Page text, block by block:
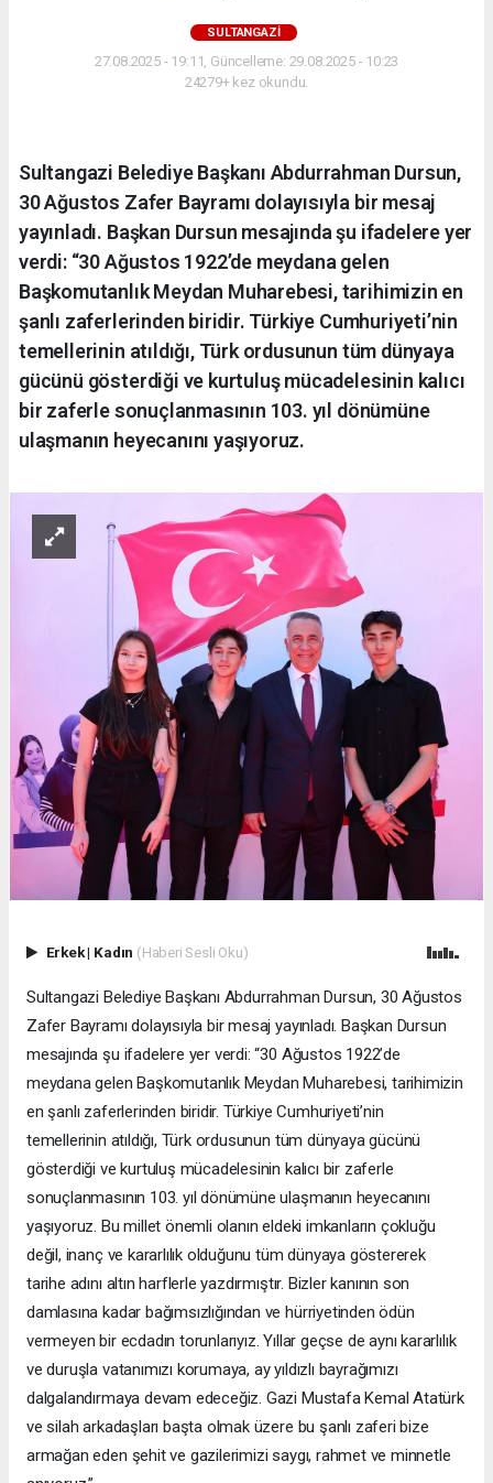
SULTANGAZI
27.08.2025 - 19:11, Güncelleme: 29.08.2025 - 10:23
24279+ kez okundu.
Sultangazi Belediye Başkanı Abdurrahman Dursun,
30 Ağustos Zafer Bayramı dolayısıyla bir mesaj
yayınladı. Başkan Dursun mesajında şu ifadelere yer
verdi: “30 Ağustos 1922’de meydana gelen
Başkomutanlık Meydan Muharebesi, tarihimizin en
şanlı zaferlerinden biridir. Türkiye Cumhuriyeti’nin
temellerinin atıldığı, Türk ordusunun tüm dünyaya
gücünü gösterdiği ve kurtuluş mücadelesinin kalıcı
bir zaferle sonuçlanmasının 103. yıl dönümüne
ulaşmanın heyecanını yaşıyoruz.
Erkek| Kadın (Haberi Sesli Oku)
Sultangazi Belediye Başkanı Abdurrahman Dursun, 30 Ağustos
Zafer Bayramı dolayısıyla bir mesaj yayınladı. Başkan Dursun
mesajında şu ifadelere yer verdi: “30 Ağustos 1922’de
meydana gelen Başkomutanlık Meydan Muharebesi, tarihimizin
en şanlı zaferlerinden biridir. Türkiye Cumhuriyeti’nin
temellerinin atıldığı, Türk ordusunun tüm dünyaya gücünü
gösterdiği ve kurtuluş mücadelesinin kalıcı bir zaferle
sonuçlanmasının 103. yıl dönümüne ulaşmanın heyecanını
yaşıyoruz. Bu millet önemli olanın eldeki imkanların çokluğu
değil, inanç ve kararlılık olduğunu tüm dünyaya göstererek
tarihe adını altın harflerle yazdırmıştır. Bizler kanının son
damlasına kadar bağımsızlığından ve hürriyetinden ödün
vermeyen bir ecdadın torunlarıyız. Yıllar geçse de aynı kararlılık
ve duruşla vatanımızı korumaya, ay yıldızlı bayrağımızı
dalgalandırmaya devam edeceğiz. Gazi Mustafa Kemal Atatürk
ve silah arkadaşları başta olmak üzere bu şanlı zaferi bize
armağan eden şehit ve gazilerimizi saygı, rahmet ve minnetle